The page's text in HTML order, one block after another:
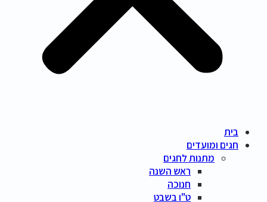
בית
חגים ומועדים
מתנות לחגים
ראש השנה
חנוכה
ט"ו בשבט